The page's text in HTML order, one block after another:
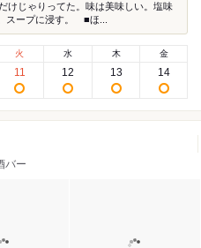
けじゃりってた。味は美味しい。塩味
スープに浸す。 ■ほ...
火
11
水
12
木
13
金
14
バー